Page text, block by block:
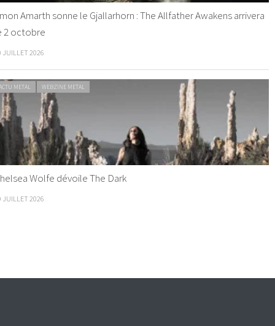
Amarth sonne le Gjallarhorn : The Allfather Awakens arrivera
2 octobre
JUILLET 2026
METAL WEBZINE METAL
Wolfe dévoile The Dark
JUILLET 2026